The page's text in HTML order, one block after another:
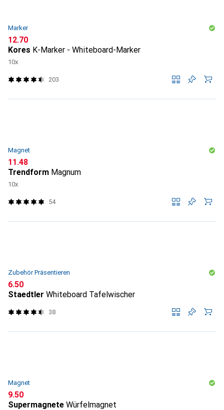
Marker
CHF
12.70
Kores K-Marker - Whiteboard-Marker
10x
203
Magnet
CHF
11.48
Trendform Magnum
10x
54
Zubehör Präsentieren
CHF
6.50
Staedtler Whiteboard Tafelwischer
38
Magnet
CHF
9.50
Supermagnete Würfelmagnet